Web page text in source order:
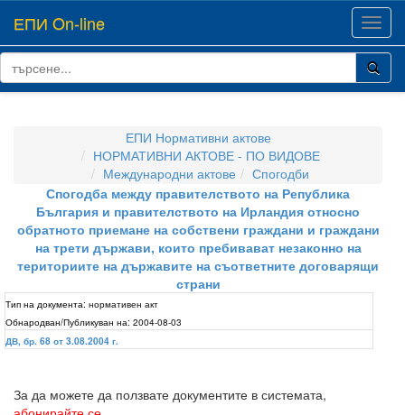
ЕПИ On-line
ЕПИ Нормативни актове
НОРМАТИВНИ АКТОВЕ - ПО ВИДОВЕ
Международни актове
Спогодби
Спогодба между правителството на Република
България и правителството на Ирландия относно
обратното приемане на собствени граждани и граждани
на трети държави, които пребивават незаконно на
териториите на държавите на съответните договарящи
страни
Тип на документа: нормативен акт
Обнародван/Публикуван на: 2004-08-03
ДВ, бр. 68 от 3.08.2004 г.
За да можете да ползвате документите в системата,